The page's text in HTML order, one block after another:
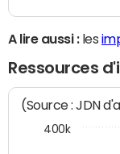
A lire aussi :les
Ressources
(Source : JDN
400k